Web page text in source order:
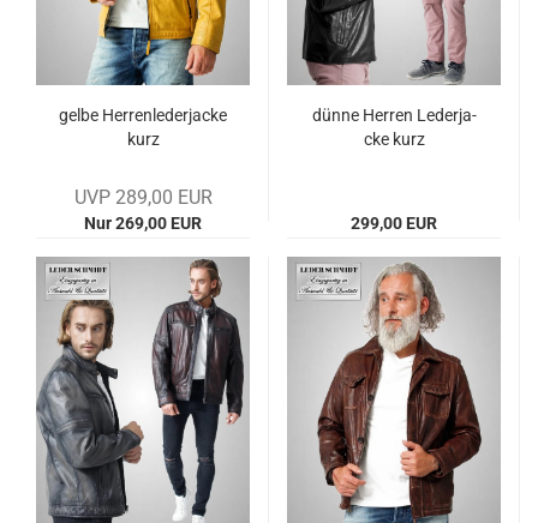
gelbe Her­ren­le­der­ja­cke
kurz
UVP 289,00 EUR
Nur 269,00 EUR
dünne Her­ren Le­der­ja­
cke kurz
299,00 EUR